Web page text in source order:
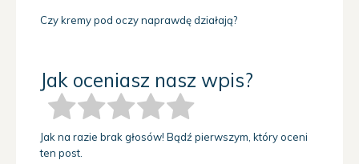
Czy kremy pod oczy naprawdę działają?
Jak oceniasz nasz wpis?
Jak na razie brak głosów! Bądź pierwszym, który oceni
ten post.